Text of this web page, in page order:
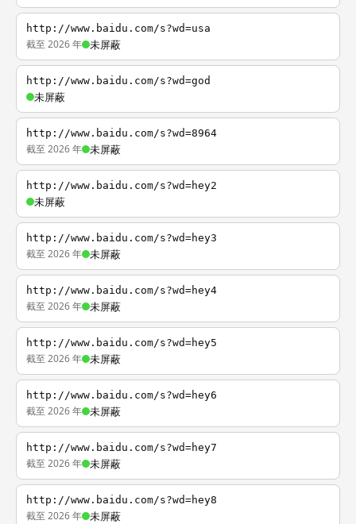
http://www.baidu.com/s?wd=usa
截至 2026 年 未屏蔽
http://www.baidu.com/s?wd=god
未屏蔽
http://www.baidu.com/s?wd=8964
截至 2026 年 未屏蔽
http://www.baidu.com/s?wd=hey2
未屏蔽
http://www.baidu.com/s?wd=hey3
截至 2026 年 未屏蔽
http://www.baidu.com/s?wd=hey4
截至 2026 年 未屏蔽
http://www.baidu.com/s?wd=hey5
截至 2026 年 未屏蔽
http://www.baidu.com/s?wd=hey6
截至 2026 年 未屏蔽
http://www.baidu.com/s?wd=hey7
截至 2026 年 未屏蔽
http://www.baidu.com/s?wd=hey8
截至 2026 年 未屏蔽